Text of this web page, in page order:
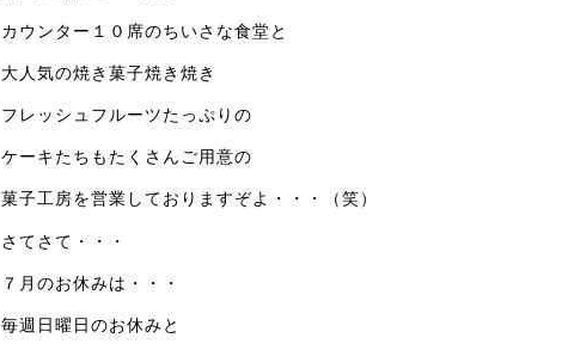
カウンター１０席のちいさな食堂と
大人気の焼き菓子焼き焼き
フレッシュフルーツたっぷりの
ケーキたちもたくさんご用意の
菓子工房を営業しておりますぞよ・・・（笑）
さてさて・・・
７月のお休みは・・・
毎週日曜日のお休みと